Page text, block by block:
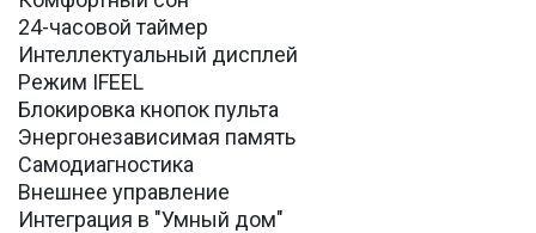
24-часовой таймер
Интеллектуальный дисплей
Режим IFEEL
Блокировка кнопок пульта
Энергонезависимая память
Самодиагностика
Внешнее управление
Интеграция в "Умный дом"